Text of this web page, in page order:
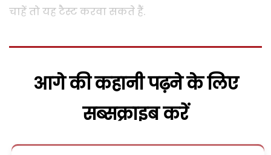
चाहें तो यह टैस्ट करवा सकते हैं.
आगे की कहानी पढ़ने के लिए
सब्सक्राइब करें